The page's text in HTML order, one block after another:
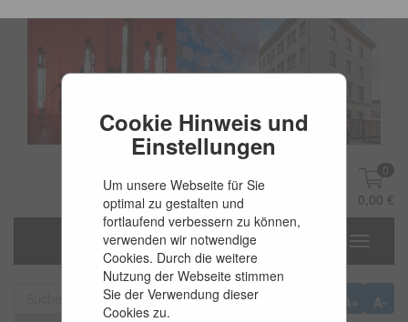
Cookie Hinweis und
Einstellungen
Um unsere Webseite für Sie
optimal zu gestalten und
fortlaufend verbessern zu können,
verwenden wir notwendige
Cookies. Durch die weitere
Nutzung der Webseite stimmen
Sie der Verwendung dieser
Cookies zu.
DE
0
0,00 €
Toggle
A-
A+